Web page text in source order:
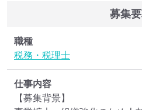
募集
職種
税務・税理士
仕事内容
【募集背景】